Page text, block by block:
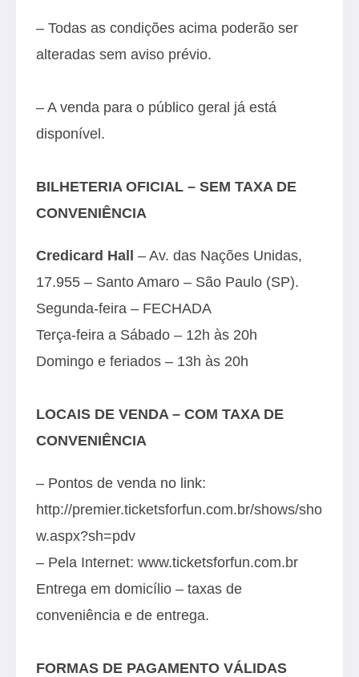
– Todas as condições acima poderão ser
alteradas sem aviso prévio.
– A venda para o público geral já está
disponível.
BILHETERIA OFICIAL – SEM TAXA DE
CONVENIÊNCIA
Credicard Hall – Av. das Nações Unidas,
17.955 – Santo Amaro – São Paulo (SP).
Segunda-feira – FECHADA
Terça-feira a Sábado – 12h às 20h
Domingo e feriados – 13h às 20h
LOCAIS DE VENDA – COM TAXA DE
CONVENIÊNCIA
– Pontos de venda no link:
http://premier.ticketsforfun.com.br/shows/sho
w.aspx?sh=pdv
– Pela Internet: www.ticketsforfun.com.br
Entrega em domicílio – taxas de
conveniência e de entrega.
FORMAS DE PAGAMENTO VÁLIDAS